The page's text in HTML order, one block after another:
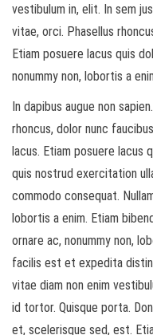
vestibulum in, elit. In sem
vitae, orci. Phasellus
Etiam posuere lacus quis
nonummy non, lobortis a
In dapibus augue non
rhoncus, dolor nunc
lacus. Etiam posuere lacus
quis nostrud exercitation
commodo consequat.
lobortis a enim. Etiam
ornare ac, nonummy non,
facilis est et expedita
vitae diam non enim
id tortor. Quisque porta.
et, scelerisque sed, est.